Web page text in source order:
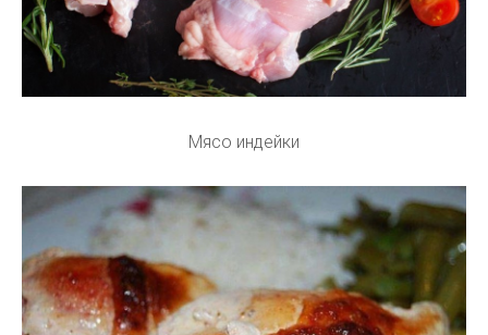
Мясо индейки